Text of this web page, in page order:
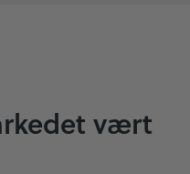
vært